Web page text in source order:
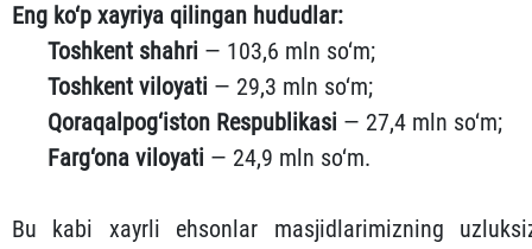
Eng ko‘p xayriya qilingan hududlar:
Toshkent shahri — 103,6 mln so‘m;
Toshkent viloyati — 29,3 mln so‘m;
Qoraqalpog‘iston Respublikasi — 27,4 mln so‘m;
Farg‘ona viloyati — 24,9 mln so‘m.
Bu kabi xayrli ehsonlar masjidlarimizning